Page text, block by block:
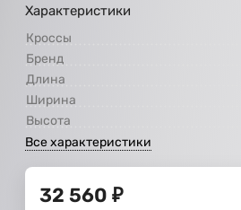
Характеристики
Кроссы
Бренд
Длина
Ширина
Высота
Все характеристики
32 560 ₽